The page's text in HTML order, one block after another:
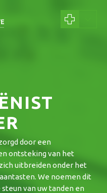
door een
ontsteking van het
uitbreiden onder het
We noemen dit
van uw tanden en